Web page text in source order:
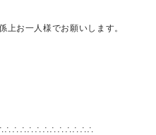
上お一人様でお願いします。